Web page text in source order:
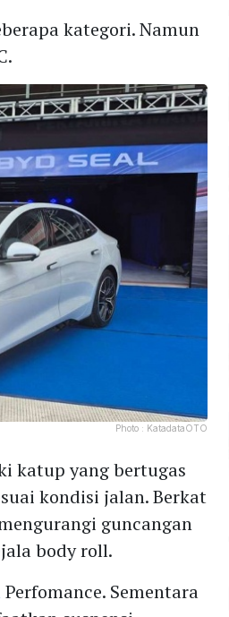
kategori. Namun
Photo : KatadataOTO
katup yang bertugas
kondisi jalan. Berkat
guncangan
body roll.
Perfomance. Sementara